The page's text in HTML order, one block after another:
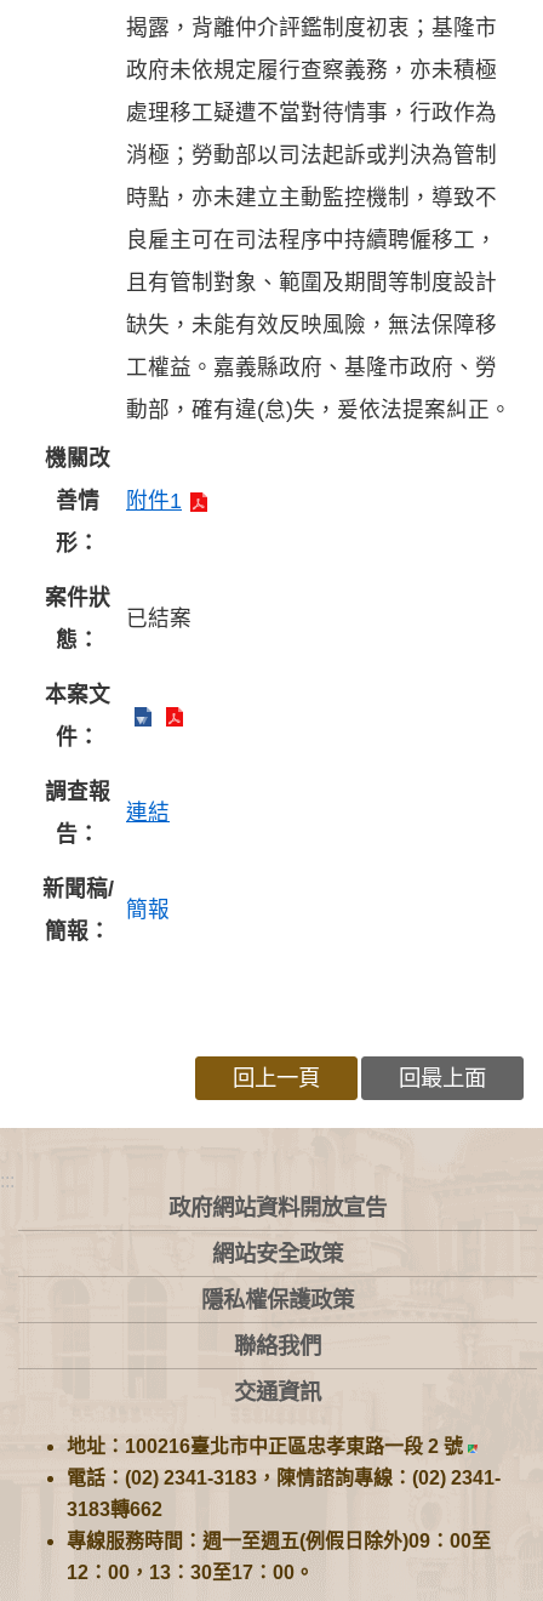
揭露，背離仲介評鑑制度初衷；基隆市
政府未依規定履行查察義務，亦未積極
處理移工疑遭不當對待情事，行政作為
消極；勞動部以司法起訴或判決為管制
時點，亦未建立主動監控機制，導致不
良雇主可在司法程序中持續聘僱移工，
且有管制對象、範圍及期間等制度設計
缺失，未能有效反映風險，無法保障移
工權益。嘉義縣政府、基隆市政府、勞
動部，確有違(怠)失，爰依法提案糾正。
機關改
善情
形：
附件1
案件狀
態：
已結案
本案文
件：
調查報
告：
連結
新聞稿/
簡報：
簡報
回上一頁 回最上面
:::
政府網站資料開放宣告
網站安全政策
隱私權保護政策
聯絡我們
交通資訊
地址：100216臺北市中正區忠孝東路一段 2 號
電話：(02) 2341-3183，陳情諮詢專線：(02) 2341-
3183轉662
專線服務時間：週一至週五(例假日除外)09：00至
12：00，13：30至17：00。